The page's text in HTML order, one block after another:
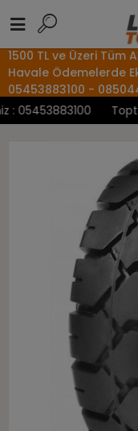
1500 TL ve Üzeri Tüm
Havale Ödemelerde
05453883100 -